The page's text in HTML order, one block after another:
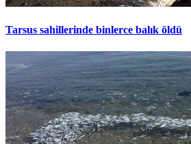
Tarsus sahillerinde binlerce balık öldü